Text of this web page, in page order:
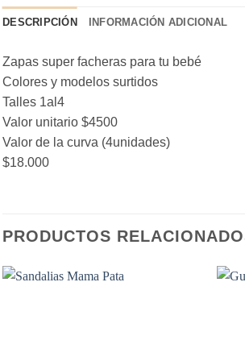
DESCRIPCIÓN INFORMACIÓN ADICIONAL
Zapas super facheras para tu bebé
Colores y modelos surtidos
Talles 1al4
Valor unitario $4500
Valor de la curva (4unidades)
$18.000
PRODUCTOS